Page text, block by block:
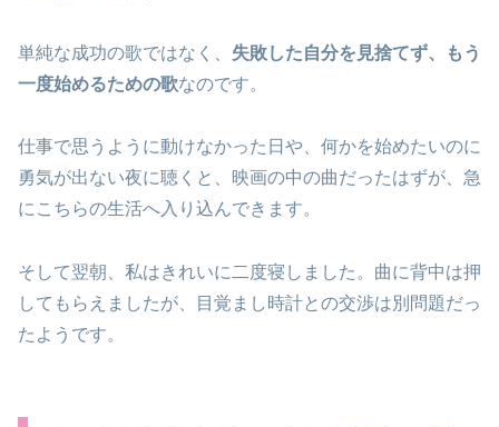
単純な成功の歌ではなく、 失敗した自分を見捨てず、もう
一度始めるための歌なのです。
仕事で思うように動けなかった日や、何かを始めたいのに
勇気が出ない夜に聴くと、映画の中の曲だったはずが、急
にこちらの生活へ入り込んできます。
そして翌朝、私はきれいに二度寝しました。曲に背中は押
してもらえましたが、目覚まし時計との交渉は別問題だっ
たようです。